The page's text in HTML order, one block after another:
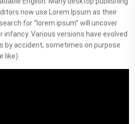
now use Lorem Ipsum as their
for “lorem ipsum” will uncover
Various versions have evolved
by accident, sometimes on purpose
like).